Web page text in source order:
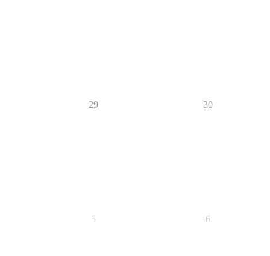
29 30
5 6